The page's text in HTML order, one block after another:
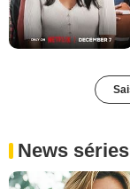
News séries